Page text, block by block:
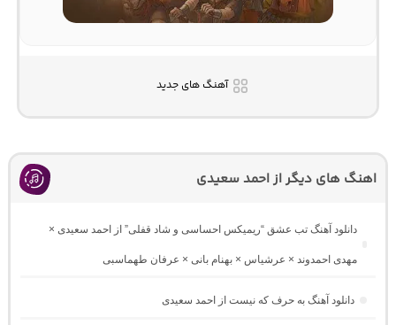
آهنگ های جدید
اهنگ های دیگر از احمد سعیدی
دانلود آهنگ تب عشق “ریمیکس احساسی و شاد قفلی” از احمد سعیدی ×
مهدی احمدوند × عرشیاس × بهنام بانی × عرفان طهماسبی
دانلود آهنگ به حرف که نیست از احمد سعیدی